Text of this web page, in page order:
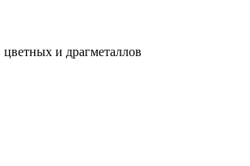
и драгметаллов